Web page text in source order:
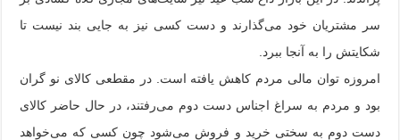
سر مشتریان خود می‌گذارند و دست کسی نیز به جایی بند نیست تا
شکایتش را به آنجا ببرد.
امروزه توان مالی مردم کاهش یافته است. در مقطعی کالای نو گران
بود و مردم به سراغ اجناس دست دوم می‌رفتند، در حال حاضر کالای
دست دوم به سختی خرید و فروش می‌شود چون کسی که می‌خواهد